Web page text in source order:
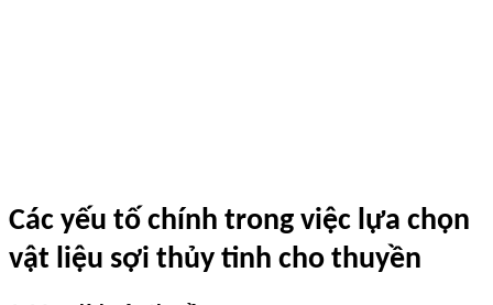
Các yếu tố chính trong việc lựa chọn
vật liệu sợi thủy tinh cho thuyền